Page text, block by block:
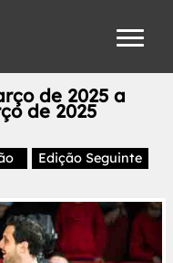
de 2025 a
de 2025
Edição Seguinte